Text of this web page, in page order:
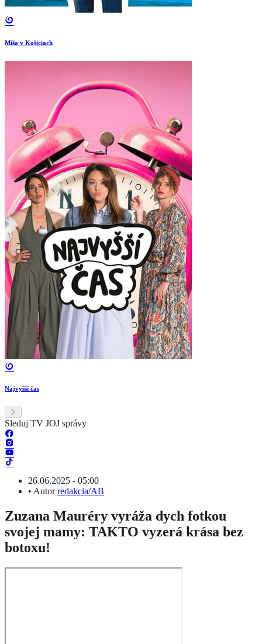
Miša v Košiciach
Najvyšší čas
Sleduj TV JOJ správy
26.06.2025 - 05:00
• Autorredakcia/AB
Zuzana Mauréry vyráža dych fotkou
svojej mamy: TAKTO vyzerá krása bez
botoxu!